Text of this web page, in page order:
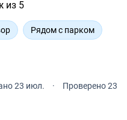
из 5
Рядом с парком
23 июл. ·
Проверено 23